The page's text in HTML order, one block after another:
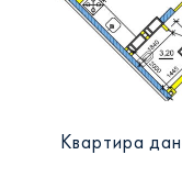
+38 (093) 293 8250
+38 (0472) 540 264
Квартира